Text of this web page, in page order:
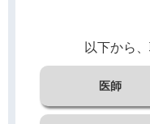
以下から
医師